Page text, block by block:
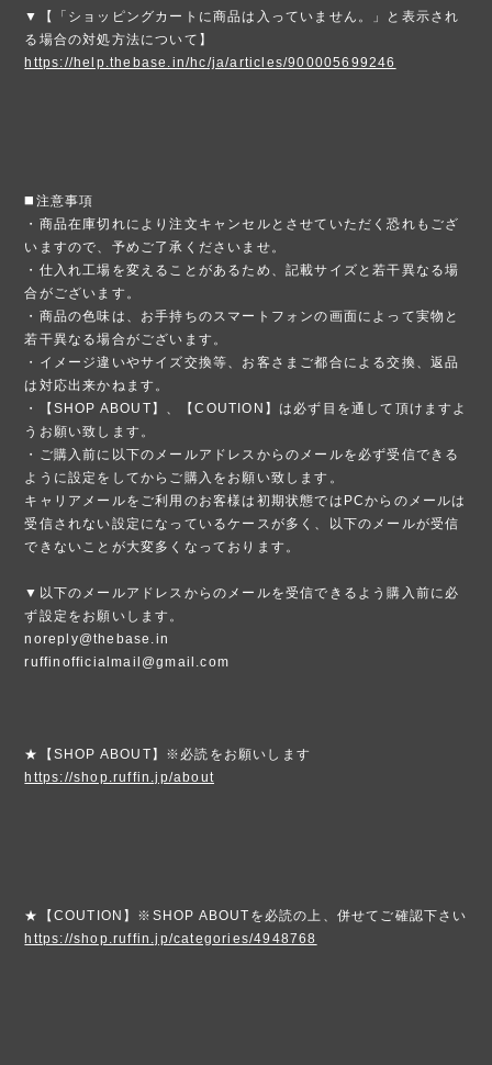
▼【「ショッピングカートに商品は入っていません。」と表示され
る場合の対処方法について】
https://help.thebase.in/hc/ja/articles/900005699246
◼️注意事項
・商品在庫切れにより注文キャンセルとさせていただく恐れもござ
いますので、予めご了承くださいませ。
・仕入れ工場を変えることがあるため、記載サイズと若干異なる場
合がございます。
・商品の色味は、お手持ちのスマートフォンの画面によって実物と
若干異なる場合がございます。
・イメージ違いやサイズ交換等、お客さまご都合による交換、返品
は対応出来かねます。
・【SHOP ABOUT】、【COUTION】は必ず目を通して頂けますよ
うお願い致します。
・ご購入前に以下のメールアドレスからのメールを必ず受信できる
ように設定をしてからご購入をお願い致します。
キャリアメールをご利用のお客様は初期状態ではPCからのメールは
受信されない設定になっているケースが多く、以下のメールが受信
できないことが大変多くなっております。
▼以下のメールアドレスからのメールを受信できるよう購入前に必
ず設定をお願いします。
noreply@thebase.in
ruffinofficialmail@gmail.com
★【SHOP ABOUT】※必読をお願いします
https://shop.ruffin.jp/about
★【COUTION】※SHOP ABOUTを必読の上、併せてご確認下さい
https://shop.ruffin.jp/categories/4948768